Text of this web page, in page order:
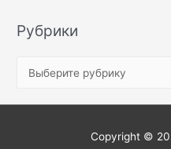
Рубрики
Copyright ©